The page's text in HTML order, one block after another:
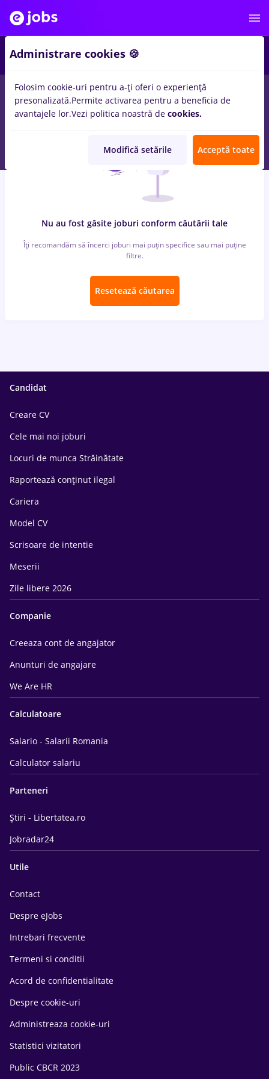
locuri de muncaambalator in Banci, IT / Telecom
Nu au fost găsite joburi conform căutării tale
Îți recomandăm să încerci joburi mai puțin specifice sau mai puține
filtre.
Resetează căutarea
Candidat
Creare CV
Cele mai noi joburi
Locuri de munca Străinătate
Raportează conținut ilegal
Cariera
Model CV
Scrisoare de intentie
Meserii
Zile libere 2026
Companie
Creeaza cont de angajator
Anunturi de angajare
We Are HR
Calculatoare
Salario - Salarii Romania
Calculator salariu
Parteneri
Știri - Libertatea.ro
Jobradar24
Utile
Contact
Despre eJobs
Intrebari frecvente
Termeni si conditii
Acord de confidentialitate
Despre cookie-uri
Administreaza cookie-uri
Statistici vizitatori
Public CBCR 2023
Administrare cookies 🍪
Folosim cookie-uri pentru a-ți oferi o experiență
presonalizată.Permite activarea pentru a beneficia de
avantajele lor.Vezi politica noastră de cookies.
Modifică setările Acceptă toate